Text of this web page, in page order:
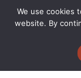
We use cookies
website. By